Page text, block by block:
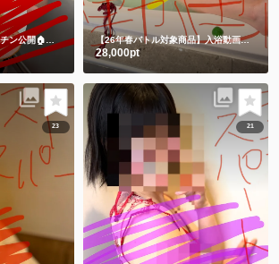
【26年春バトル対象商品】入浴動画㊙️チャイナドレスでLUSHバスボム💕生ぬぎ🫣
28,000pt
23 21